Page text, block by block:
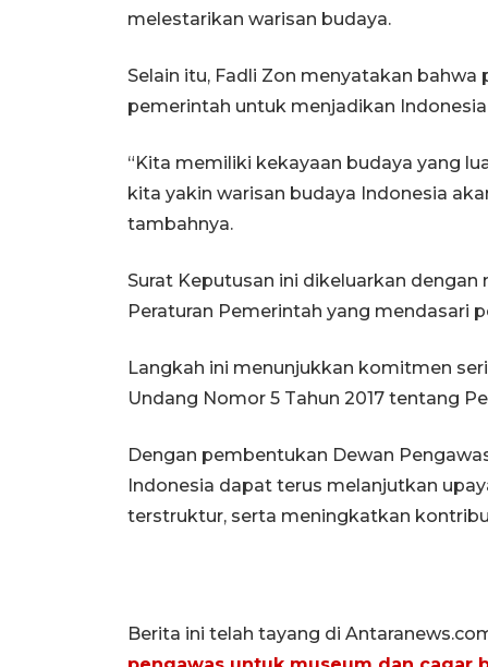
melestarikan warisan budaya.
Selain itu, Fadli Zon menyatakan
pemerintah untuk menjadikan
“Kita memiliki kekayaan budaya yang
kita yakin warisan budaya Indonesia
tambahnya.
Surat Keputusan ini dikeluarkan
Peraturan Pemerintah yang mendasari
Langkah ini menunjukkan komitmen
Undang Nomor 5 Tahun 2017 tentang
Dengan pembentukan Dewan
Indonesia dapat terus melanjutkan
terstruktur, serta meningkatkan
Berita ini telah tayang di